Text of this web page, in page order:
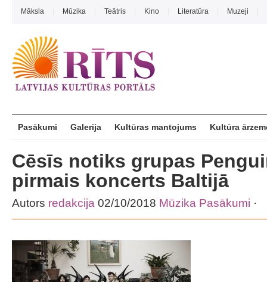
Māksla Mūzika Teātris Kino Literatūra Muzeji
Pasākumi Galerija Kultūras mantojums Kultūra
Cēsīs notiks grupas
pirmais koncerts Baltijā
Autors redakcija 02/10/2018 Mūzika Pasākumi ·